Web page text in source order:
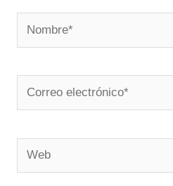
electrónico*